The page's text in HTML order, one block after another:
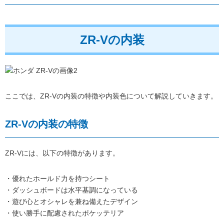
ZR-Vの内装
ここでは、ZR-Vの内装の特徴や内装色について解説していきます。
ZR-Vの内装の特徴
ZR-Vには、以下の特徴があります。
・優れたホールド力を持つシート
・ダッシュボードは水平基調になっている
・遊び心とオシャレを兼ね備えたデザイン
・使い勝手に配慮されたポケッテリア